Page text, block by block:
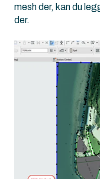
mesh der, kan du
der.